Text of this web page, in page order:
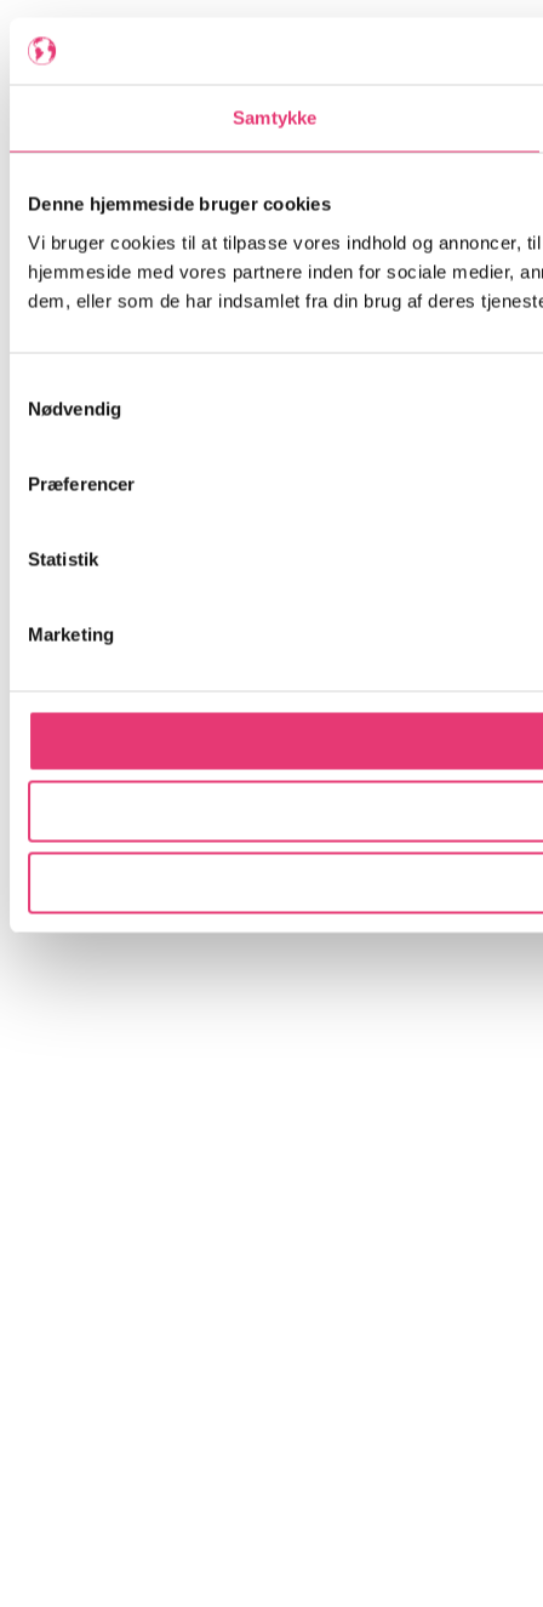
Samtykke
Denne hjemmeside bruger cookies
Vi bruger cookies til at tilpasse vores indhold og annoncer,
hjemmeside med vores partnere inden for sociale medier,
dem, eller som de har indsamlet fra din brug af deres
Nødvendig
Præferencer
Statistik
Marketing